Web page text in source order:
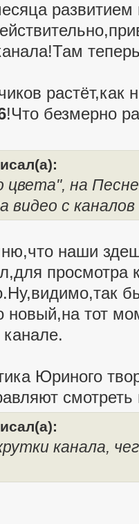
развитием
растёт,как
!Что безмерно
на
видео с каналов
наши
просмотра
новый,на тот
Юриного
канала,